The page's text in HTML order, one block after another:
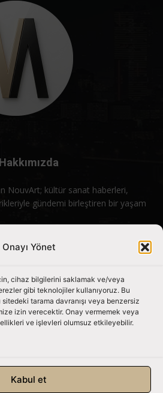
Onayı Yönet
cihaz bilgilerini saklamak ve/veya
gibi teknolojiler kullanıyoruz. Bu
tarama davranışı veya benzersiz
izin verecektir. Onay vermemek veya
ve işlevleri olumsuz etkileyebilir.
Kabul et
Hakkımızda
NouvArt; kültür sanat haberleri,
gündemi birleştiren bir yaşam
info@nouvart.net
Takip Edin